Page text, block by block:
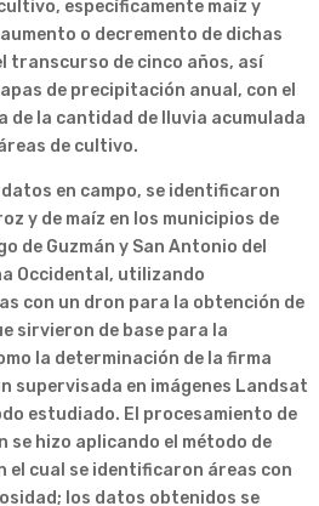
específicamente maíz y
o decremento de dichas
transcurso de cinco años, así
de precipitación anual, con el
de la cantidad de lluvia acumulada
de cultivo.
en campo, se identificaron
y de maíz en los municipios de
de Guzmán y San Antonio del
Occidental, utilizando
con un dron para la obtención de
sirvieron de base para la
la determinación de la firma
supervisada en imágenes Landsat
estudiado. El procesamiento de
se hizo aplicando el método de
el cual se identificaron áreas con
los datos obtenidos se